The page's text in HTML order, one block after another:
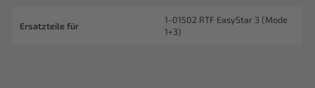
Ersatzteile für
1-01502 RTF EasyStar 3 (Mode
1+3)